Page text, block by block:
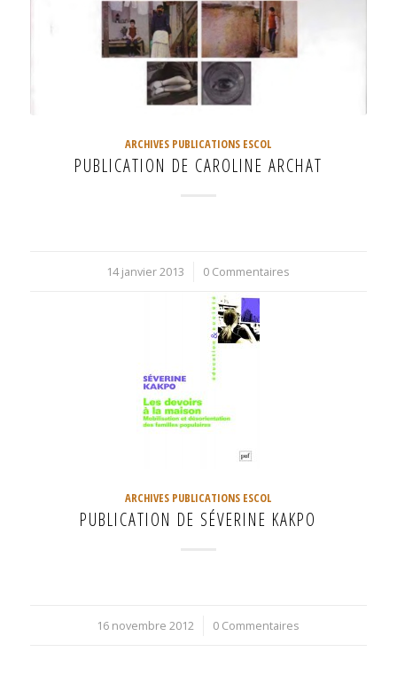
ARCHIVES PUBLICATIONS ESCOL
PUBLICATION DE CAROLINE ARCHAT
14 janvier 2013
/ 0 Commentaires
ARCHIVES PUBLICATIONS ESCOL
PUBLICATION DE SÉVERINE KAKPO
16 novembre 2012
/ 0 Commentaires